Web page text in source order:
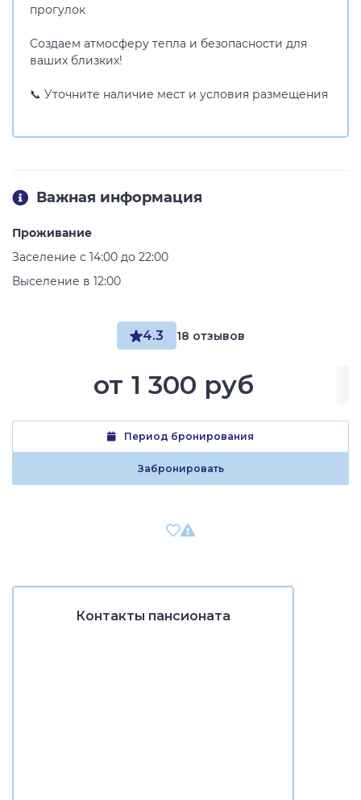
прогулок
Создаем атмосферу тепла и безопасности для
ваших близких!
📞 Уточните наличие мест и условия размещения
4.3 18 отзывов
от 1 300 руб
Период бронирования
Забронировать
Важная информация
Проживание
Заселение с 14:00 до 22:00
Выселение в 12:00
Контакты пансионата